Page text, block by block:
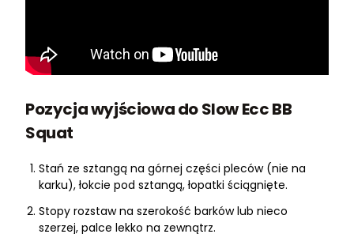
Pozycja wyjściowa do Slow Ecc BB
Squat
Stań ze sztangą na górnej części pleców (nie na
karku), łokcie pod sztangą, łopatki ściągnięte.
Stopy rozstaw na szerokość barków lub nieco
szerzej, palce lekko na zewnątrz.